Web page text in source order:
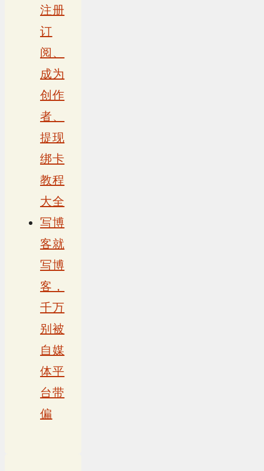
注册
订
阅、
成为
创作
者、
提现
绑卡
教程
大全
写博
客就
写博
客，
千万
别被
自媒
体平
台带
偏